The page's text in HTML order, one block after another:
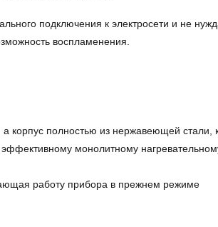
подключения к электросети и не
воспламенения.
корпус полностью из нержавеющей
монолитному
работу прибора в прежнем режиме